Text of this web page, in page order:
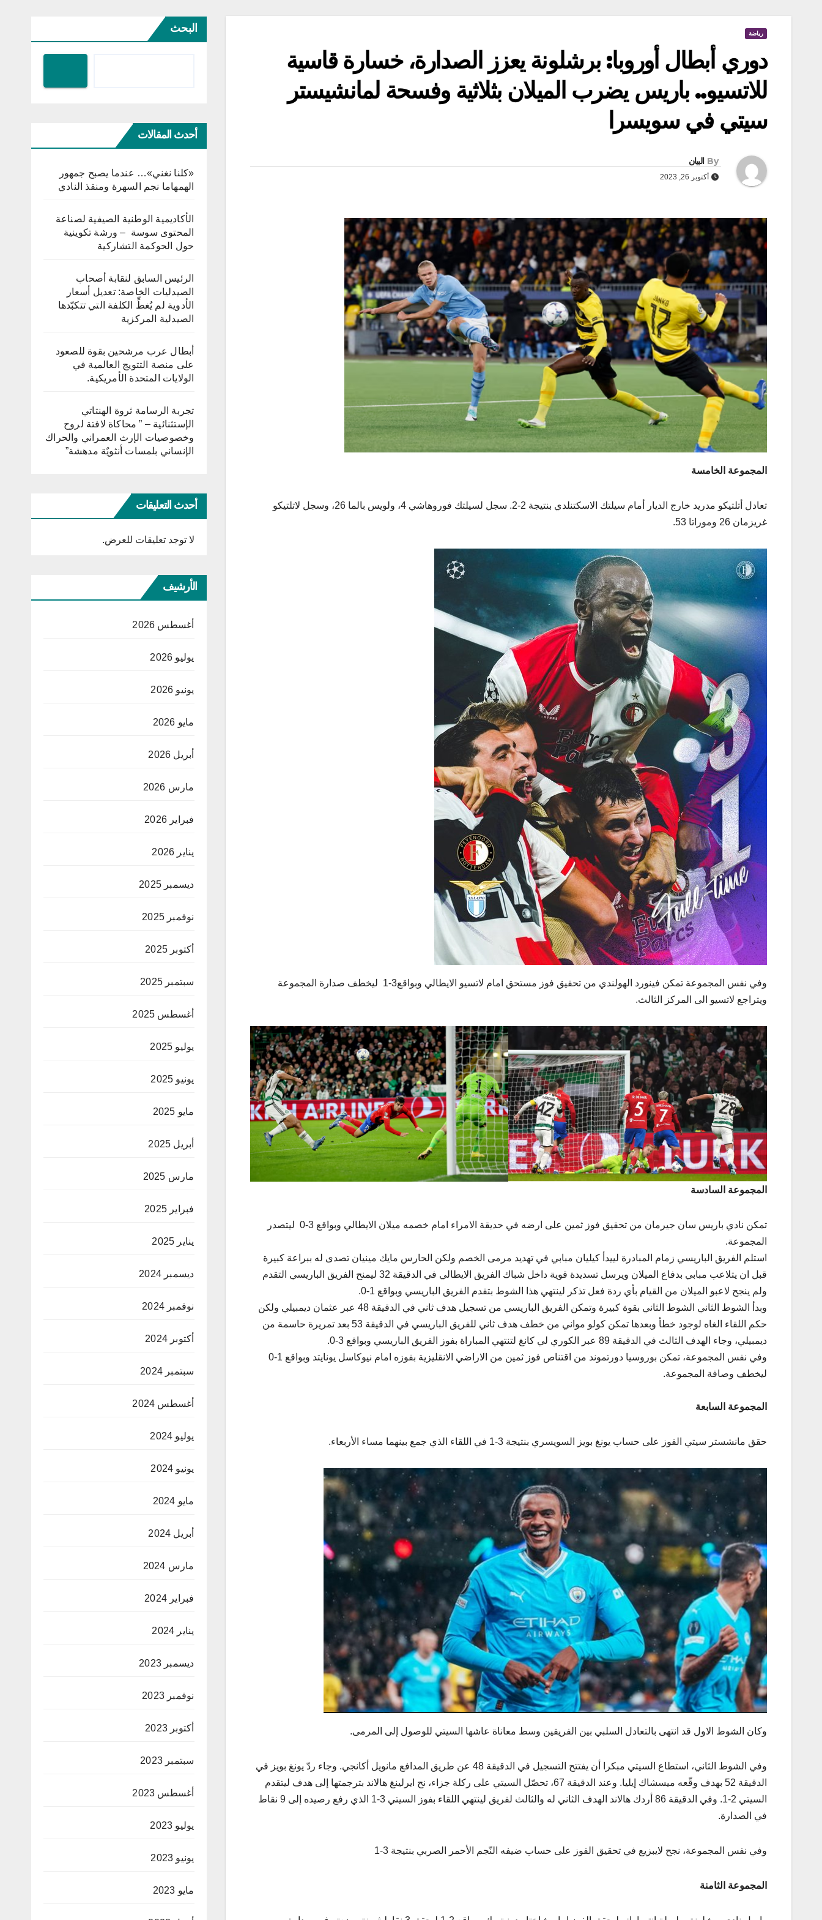
رياضة
دوري أبطال أوروبا: برشلونة يعزز الصدارة، خسارة قاسية
للاتسيو.. باريس يضرب الميلان بثلاثية وفسحة لمانشيستر
سيتي في سويسرا
By البيان
أكتوبر 26, 2023
المجموعة الخامسة
تعادل ​أتلتيكو مدريد​ خارج الديار أمام ​سيلتك​ الاسكتنلدي بنتيجة 2-2. سجل لسيلتك فوروهاشي 4، ولويس بالما 26، وسجل لاتلتيكو
غريزمان 26 وموراتا 53.
وفي نفس المجموعة تمكن ​فينورد​ الهولندي من تحقيق فوز مستحق امام ​لاتسيو​ الايطالي وبواقع3-1 ليخطف صدارة المجموعة
ويتراجع لاتسيو الى المركز الثالث.
المجموعة السادسة
تمكن نادي ​باريس سان جيرمان​ من تحقيق فوز ثمين على ارضه في حديقة الامراء امام خصمه ​ميلان​ الايطالي وبواقع 3-0 ليتصدر
المجموعة.
استلم الفريق الباريسي زمام المبادرة لييدأ كيليان مبابي في تهديد مرمى الخصم ولكن الحارس مايك مينيان تصدى له ببراعة كبيرة
قبل ان يتلاعب مبابي بدفاع الميلان ويرسل تسديدة قوية داخل شباك الفريق الايطالي في الدقيقة 32 ليمنح الفريق الباريسي التقدم
ولم ينجح لاعبو الميلان من القيام بأي ردة فعل تذكر لينتهي هذا الشوط بتقدم الفريق الباريسي وبواقع 1-0.
وبدأ الشوط الثاني الشوط الثاني بقوة كبيرة وتمكن الفريق الباريسي من تسجيل هدف ثاني في الدقيقة 48 عبر عثمان ديمبيلي ولكن
حكم اللقاء الغاه لوجود خطأ وبعدها تمكن كولو مواني من خطف هدف ثاني للفريق الباريسي في الدقيقة 53 بعد تمريرة حاسمة من
ديمبيلي، وجاء الهدف الثالث في الدقيقة 89 عبر الكوري لي كانغ لتنتهي المباراة بفوز الفريق الباريسي وبواقع 3-0.
وفي نفس المجموعة، تمكن ​بوروسيا دورتموند​ من اقتناص فوز ثمين من الاراضي الانقليزية بفوزه امام ​نيوكاسل يونايتد​ وبواقع 1-0
ليخطف وصافة المجموعة.
المجموعة السابعة
حقق ​مانشستر سيتي​ الفوز على حساب يونغ بويز السويسري بنتيجة 3-1 في اللقاء الذي جمع بينهما مساء الأربعاء.
وكان الشوط الاول قد انتهى بالتعادل السلبي بين الفريقين وسط معاناة عاشها السيتي للوصول إلى المرمى.
وفي الشوط الثاني، استطاع السيتي مبكرا أن يفتتح التسجيل في الدقيقة 48 عن طريق المدافع مانويل أكانجي. وجاء ردّ يونغ بويز في
الدقيقة 52 بهدف وقّعه ميسشاك إيليا. وعند الدقيقة 67، تحصّل السيتي على ركلة جزاء، نح ايرلينغ هالاند بترجمتها إلى هدف ليتقدم
السيتي 2-1. وفي الدقيقة 86 أردك هالاند الهدف الثاني له والثالث لفريق لينتهي اللقاء بفوز السيتي 3-1 الذي رفع رصيده إلى 9 نقاط
في الصدارة.
وفي نفس المجموعة، نجح لايبزيع في تحقيق الفوز على حساب ضيفه النّجم الأحمر الصربي بنتيجة 3-1
المجموعة الثامنة
البحث
أحدث المقالات
«كلنا نغني»… عندما يصبح جمهور
الهمهاما نجم السهرة ومنقذ النادي
الأكاديمية الوطنية الصيفية لصناعة
المحتوى سوسة – ورشة تكوينية
حول الحوكمة التشاركية
الرئيس السابق لنقابة أصحاب
الصيدليات الخاصة: تعديل أسعار
الأدوية لم يُغطِّ الكلفة التي تتكبّدها
الصيدلية المركزية
أبطال عرب مرشحين بقوة للصعود
على منصة التتويج العالمية في
الولايات المتحدة الأمريكية.
تجربة الرسامة ثروة الهنتاتي
الإستثنائية – ” محاكاة لافتة لروح
وخصوصيات الإرث العمراني والحراك
الإنساني بلمسات أنثويٌة مدهشة”
أحدث التعليقات
لا توجد تعليقات للعرض.
الأرشيف
أغسطس 2026
يوليو 2026
يونيو 2026
مايو 2026
أبريل 2026
مارس 2026
فبراير 2026
يناير 2026
ديسمبر 2025
نوفمبر 2025
أكتوبر 2025
سبتمبر 2025
أغسطس 2025
يوليو 2025
يونيو 2025
مايو 2025
أبريل 2025
مارس 2025
فبراير 2025
يناير 2025
ديسمبر 2024
نوفمبر 2024
أكتوبر 2024
سبتمبر 2024
أغسطس 2024
يوليو 2024
يونيو 2024
مايو 2024
أبريل 2024
مارس 2024
فبراير 2024
يناير 2024
ديسمبر 2023
نوفمبر 2023
أكتوبر 2023
سبتمبر 2023
أغسطس 2023
يوليو 2023
يونيو 2023
مايو 2023